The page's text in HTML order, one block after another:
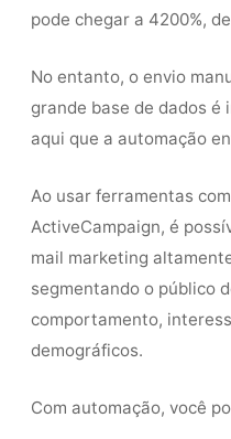
pode chegar a 4200%,
No entanto, o envio
grande base de dados é
aqui que a automação
Ao usar ferramentas
ActiveCampaign, é
mail marketing
segmentando o público
comportamento,
demográficos.
Com automação, você